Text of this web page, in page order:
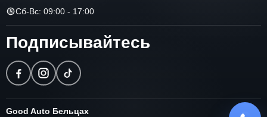
Сб-Вс: 09:00 - 17:00
Подписывайтесь
Good Auto Бельцах